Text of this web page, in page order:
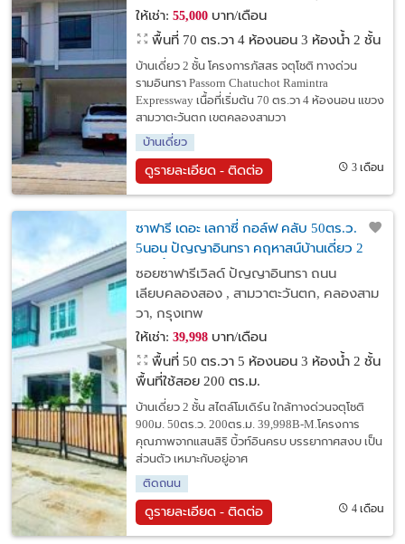
ให้เช่า: 55,000บาท/เดือน
พื้นที่ 70 ตร.วา 4 ห้องนอน 3 ห้องน้ำ 2 ชั้น
บ้านเดี่ยว 2 ชั้น โครงการภัสสร จตุโชติ ทางด่วน
รามอินทรา Passorn Chatuchot Ramintra
Expressway เนื้อที่เริ่มต้น 70 ตร.วา 4 ห้องนอน แขวง
สามวาตะวันตก เขตคลองสามวา
บ้านเดี่ยว
ดูรายละเอียด - ติดต่อ 3 เดือน
ซาฟารี เดอะ เลกาซี่ กอล์ฟ คลับ 50ตร.ว.
5นอน ปัญญาอินทรา คฤหาสน์บ้านเดี่ยว 2
ชั้น3น้ำ 200ตร.ม. แสนสิริ บิ้วท์อินครบ บ.
ถ.เลียบคลองสอง
ซอยซาฟารีเวิลด์ ปัญญาอินทรา ถนน
เลียบคลองสอง , สามวาตะวันตก, คลองสาม
วา, กรุงเทพ
ให้เช่า: 39,998บาท/เดือน
พื้นที่ 50 ตร.วา 5 ห้องนอน 3 ห้องน้ำ 2 ชั้น
พื้นที่ใช้สอย 200 ตร.ม.
บ้านเดี่ยว 2 ชั้น สไตล์โมเดิร์น ใกล้ทางด่วนจตุโชติ
900ม. 50ตร.ว. 200ตร.ม. 39,998B-M.โครงการ
คุณภาพจากแสนสิริ บิ้วท์อินครบ บรรยากาศสงบ เป็น
ส่วนตัว เหมาะกับอยู่อาศ
ติดถนน
ดูรายละเอียด - ติดต่อ 4 เดือน